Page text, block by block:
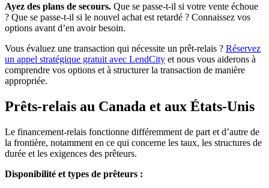
Ayez des plans de secours. Que se passe-t-il si votre vente échoue
? Que se passe-t-il si le nouvel achat est retardé ? Connaissez vos
options avant d’en avoir besoin.
Vous évaluez une transaction qui nécessite un prêt-relais ? Réservez
un appel stratégique gratuit avec LendCity et nous vous aiderons à
comprendre vos options et à structurer la transaction de manière
appropriée.
Prêts-relais au Canada et aux États-Unis
Le financement-relais fonctionne différemment de part et d’autre de
la frontière, notamment en ce qui concerne les taux, les structures de
durée et les exigences des prêteurs.
Disponibilité et types de prêteurs :